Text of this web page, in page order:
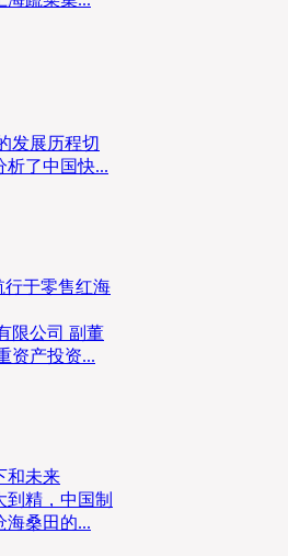
量身定制AGV产品
，木牛流马为客户量身定制了
丝箱尺寸为（长）2,050mm×
吨，并且为了丝箱与络丝设备
。木牛流马针对该项目定制
货叉中部特别设计了特殊的
导航至取货点，在提升货叉
发展历程切
析了中国快...
行于零售红海
限公司 副董
资产投资...
和未来
到精，中国制
海桑田的...